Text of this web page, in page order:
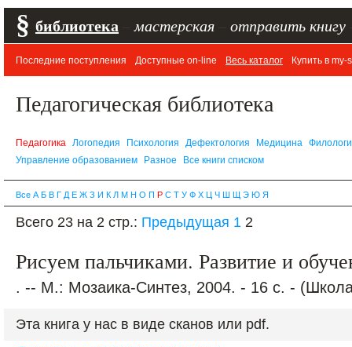
§ библиотека мастерская отправить книгу
Последние поступления Доступные on-line Весь каталог Купить в my-
Педагогическая библиотека
Педагогика Логопедия Психология Дефектология Медицина
Управление образованием
Разное Все книги списком
Все А Б В Г Д Е Ж З И К Л М Н О П Р С Т У Ф Х Ц Ч Ш Щ Э Ю Я
Всего 23 на 2 стр.: Предыдущая 1 2
Рисуем пальчиками. Развитие и
. -- М.: Мозаика-Синтез, 2004. - 16 с. -
Эта книга у нас в виде сканов или pdf.